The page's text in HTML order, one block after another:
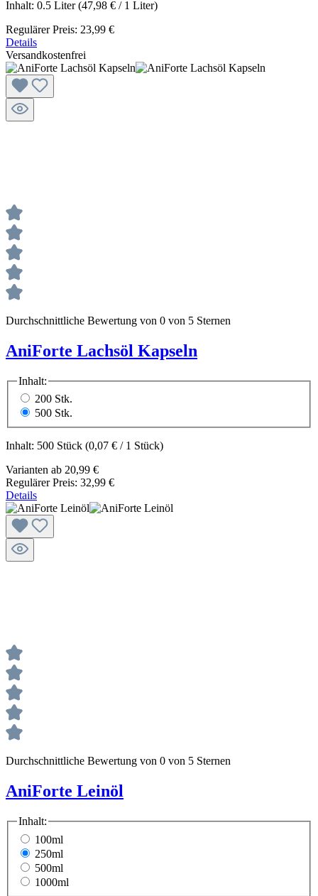
Inhalt: 0.5 Liter(47,98 € / 1 Liter)
Regulärer Preis: 23,99 €
Details
Versandkostenfrei
Durchschnittliche Bewertung von 0 von 5 Sternen
AniForte Lachsöl Kapseln
Inhalt:
200 Stk.
500 Stk.
Inhalt: 500 Stück (0,07 € / 1 Stück)
Varianten ab 20,99 €
Regulärer Preis: 32,99 €
Details
Durchschnittliche Bewertung von 0 von 5 Sternen
AniForte Leinöl
Inhalt:
100ml
250ml
500ml
1000ml